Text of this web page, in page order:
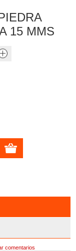
15 MMS
comentarios